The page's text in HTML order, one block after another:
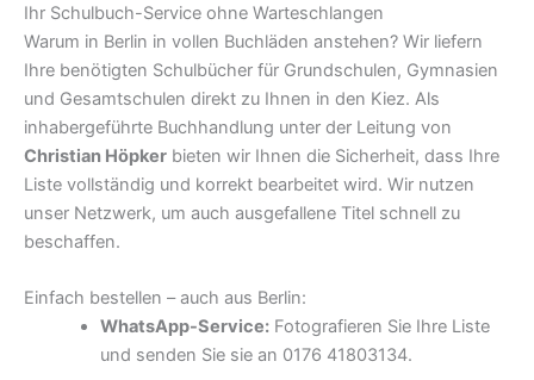
Ihr Schulbuch-Service ohne Warteschlangen
Warum in Berlin in vollen Buchläden anstehen? Wir liefern
Ihre benötigten Schulbücher für Grundschulen, Gymnasien
und Gesamtschulen direkt zu Ihnen in den Kiez. Als
inhabergeführte Buchhandlung unter der Leitung von
Christian Höpker bieten wir Ihnen die Sicherheit, dass Ihre
Liste vollständig und korrekt bearbeitet wird. Wir nutzen
unser Netzwerk, um auch ausgefallene Titel schnell zu
beschaffen.
Einfach bestellen – auch aus Berlin:
WhatsApp-Service:Fotografieren Sie Ihre Liste
und senden Sie sie an 0176 41803134.